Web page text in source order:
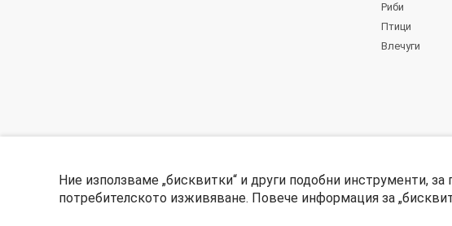
Ние използваме „бисквитки“ и други подобни инструменти,
потребителското изживяване. Повече информация за
Риби
Птици
Влечуги